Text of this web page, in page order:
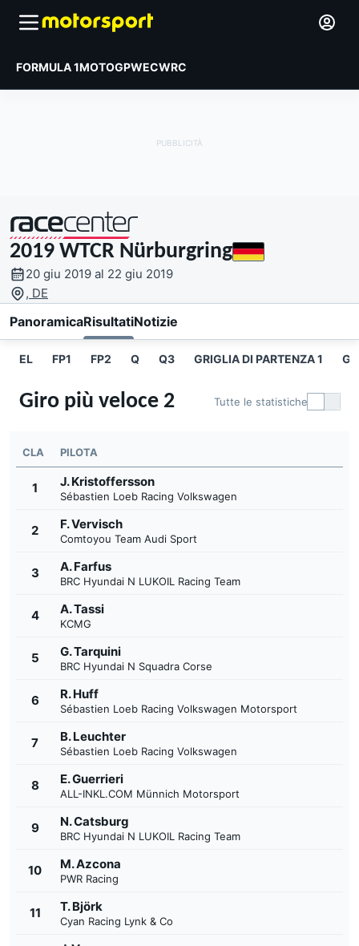
FORMULA 1MOTOGPWECWRC
presentato da
2019 WTCR Nürburgring
20 giu 2019 al 22 giu 2019
, DE
PanoramicaRisultatiNotizie
EL FP1 FP2 Q Q3 GRIGLIA DI PARTENZA 1
Giro più veloce 2 Tutte le statistiche
CLA PILOTA
1 J. Kristoffersson
Sébastien Loeb Racing Volkswagen
2 F. Vervisch
Comtoyou Team Audi Sport
3 A. Farfus
BRC Hyundai N LUKOIL Racing Team
4 A. Tassi
KCMG
5 G. Tarquini
BRC Hyundai N Squadra Corse
6 R. Huff
Sébastien Loeb Racing Volkswagen Motorsport
7 B. Leuchter
Sébastien Loeb Racing Volkswagen
8 E. Guerrieri
ALL-INKL.COM Münnich Motorsport
9 N. Catsburg
BRC Hyundai N LUKOIL Racing Team
10 M. Azcona
PWR Racing
11 T. Björk
Cyan Racing Lynk & Co